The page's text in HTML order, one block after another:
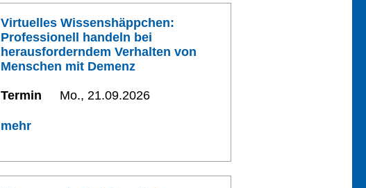
Virtuelles Wissenshäppchen:
Professionell handeln bei
herausforderndem Verhalten von
Menschen mit Demenz
Termin Mo., 21.09.2026
mehr